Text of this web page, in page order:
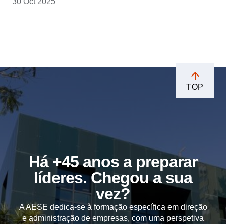
TOP
Há +45 anos a preparar
líderes. Chegou a sua
vez?
A AESE dedica-se à formação específica em direção
e administração de empresas, com uma perspetiva